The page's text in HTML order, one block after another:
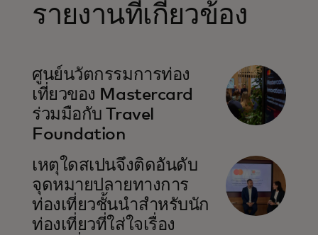
รายงานที่เกี่ยวข้อง
ศูนย์นวัตกรรมการท่อง
เที่ยวของ Mastercard
ร่วมมือกับ Travel
Foundation
opens in a new tab
เหตุใดสเปนจึงติดอันดับ
จุดหมายปลายทางการ
ท่องเที่ยวชั้นนำสำหรับนัก
ท่องเที่ยวที่ใส่ใจเรื่อง
opens in a new tab